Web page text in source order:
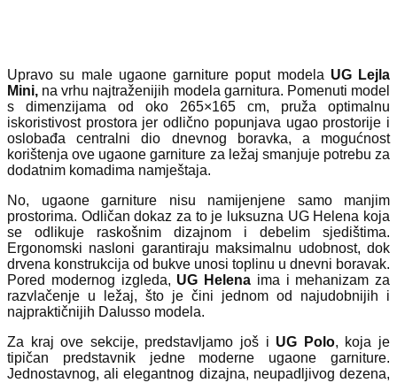
Upravo su male ugaone garniture poput modela UG Lejla
Mini, na vrhu najtraženijih modela garnitura. Pomenuti model
s dimenzijama od oko 265×165 cm, pruža optimalnu
iskoristivost prostora jer odlično popunjava ugao prostorije i
oslobađa centralni dio dnevnog boravka, a mogućnost
korištenja ove ugaone garniture za ležaj smanjuje potrebu za
dodatnim komadima namještaja.
No, ugaone garniture nisu namijenjene samo manjim
prostorima. Odličan dokaz za to je luksuzna UG Helena koja
se odlikuje raskošnim dizajnom i debelim sjedištima.
Ergonomski nasloni garantiraju maksimalnu udobnost, dok
drvena konstrukcija od bukve unosi toplinu u dnevni boravak.
Pored modernog izgleda, UG Helena ima i mehanizam za
razvlačenje u ležaj, što je čini jednom od najudobnijih i
najpraktičnijih Dalusso modela.
Za kraj ove sekcije, predstavljamo još i UG Polo, koja je
tipičan predstavnik jedne moderne ugaone garniture.
Jednostavnog, ali elegantnog dizajna, neupadljivog dezena,